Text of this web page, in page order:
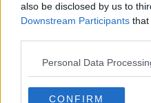
also be disclosed by us to
Downstream Participants that
Personal Data
CONFIRM
Hovedingrediens :
Indsendt :2003-05-11